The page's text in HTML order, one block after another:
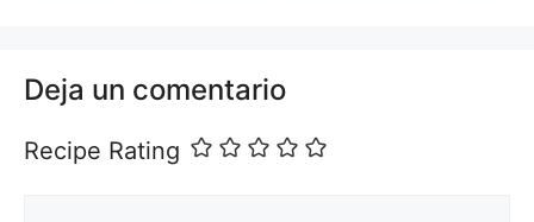
Deja un comentario
Recipe Rating